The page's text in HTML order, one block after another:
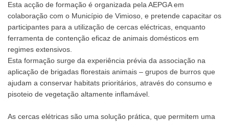
Esta acção de formação é organizada pela AEPGA em
colaboração com o Município de Vimioso, e pretende capacitar os
participantes para a utilização de cercas eléctricas, enquanto
ferramenta de contenção eficaz de animais domésticos em
regimes extensivos.
Esta formação surge da experiência prévia da associação na
aplicação de brigadas florestais animais – grupos de burros que
ajudam a conservar habitats prioritários, através do consumo e
pisoteio de vegetação altamente inflamável.
As cercas elétricas são uma solução prática, que permitem uma